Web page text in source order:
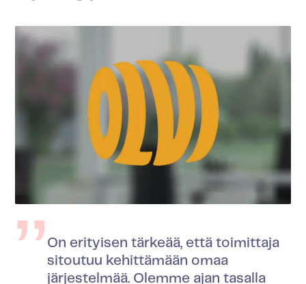
On erityisen tärkeää, että toimittaja
sitoutuu kehittämään omaa
järjestelmää. Olemme ajan tasalla